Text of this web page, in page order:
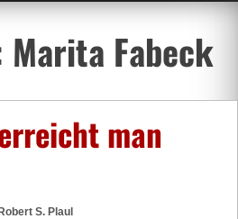
Marita Fabeck
man
S. Plaul